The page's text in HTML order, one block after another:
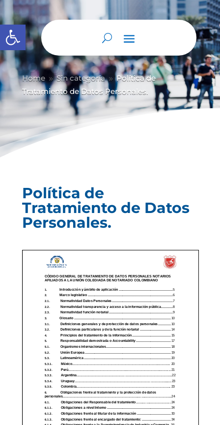
Abrir barra de herramientas
Home 9 Sin categoría 9 Política de
Tratamiento de Datos Personales.
Política de
Tratamiento de Datos
Personales.